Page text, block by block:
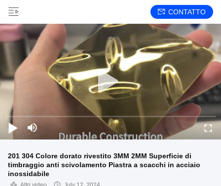
CONTATTO
201 304 Colore dorato rivestito 3MM 2MM Superficie di
timbraggio anti scivolamento Piastra a scacchi in acciaio
inossidabile